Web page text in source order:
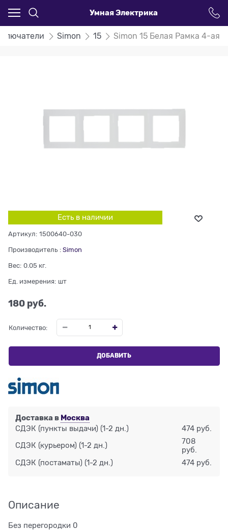
Умная Электрика
Simon 15 Simon 15 Белая Рамка 4-ая
Есть в наличии
Артикул: 1500640-030
Производитель : Simon
Вес: 0.05 кг.
Ед. измерения: шт
180 руб.
Количество:
ДОБАВИТЬ
Доставка в Москва
СДЭК (пункты выдачи) (1-2 дн.) 474 руб.
СДЭК (курьером) (1-2 дн.)
708
руб.
СДЭК (постаматы) (1-2 дн.) 474 руб.
Описание
Без перегородки 0